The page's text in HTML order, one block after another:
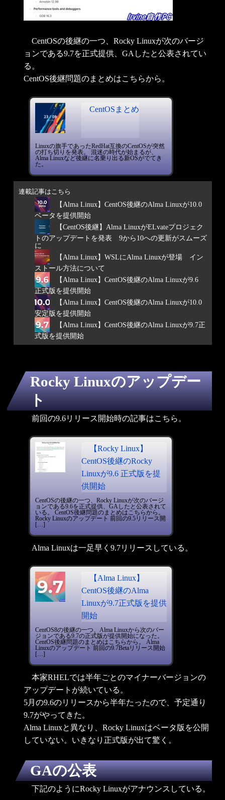
CentOSの後継の一つ、Rocky Linuxが次のバージ
ョンである9.7を正式提供、GAしたと公表されてい
る。
CentOS後継問題のまとめはこちらから。
CentOSまとめ
Linuxの旗手であったRedHat互換のCentOSが突然
の打ち切りを発表。 混迷の時代が始まるが、
Alma Linuxなど後継に名乗り出る新OSがでてき
た。
連載記事はこちら
【Alma Linux】CentOS後継のAlma Linuxが10.0
ベータを提供開始
【CentOS後継】Alma LinuxがELvateプロジェク
トのアップデートを発表 9から10への更新がスムーズ
に
【Alma Linux】WSLにAlma Linuxが登場 イン
ストール方法について
【Alma Linux】CentOS後継のAlma Linuxが9.6
正式版を提供開始
【Alma Linux】CentOS後継のAlma Linuxが10.0
安定版を提供開始
【Alma Linux】CentOS後継のAlma Linuxが9.7正
式版を提供開始
Rocky Linuxのアップデー
ト
前回の9.6リリース開始時の記事はこちら。
【Rocky Linux】
CentOS後継のRocky
Linuxが9.6 正式版を提
供開始
CentOSの後継の一つ、Rocky Linuxが次のバージ
ョンである9.6を正式提供、GAしたと公表されて
いる。 CentOS後継問題のまとめはこちらから。
Rocky Linuxのアップデート 前回の9.5リリース開
[…]
Alma Linuxは一足早く9.7リリースしている。
【Alma Linux】
CentOS後継のAlma
Linuxが9.7正式版を提供
開始
CentOS8の後継の一つ、Alma Linuxから次のバー
ジョンである9.7の正式版が提供開始になった。
CentOS後継問題のまとめはこちらから。 Alma
Linuxのアップデート 前回の9.7Betaリリース開始
[…]
本家RHELでは半年ごとのマイナーバージョンの
アップデートが続いている。
5月の9.6のリリースから半年たったので、予定通り
9.7がやってきた。
Alma Linuxと異なり、Rocky Linuxはベータ版を公開
していない。いきなり正式版が出て驚く。
GAの公表
下記のようにRocky Linuxがアナウンスしている。